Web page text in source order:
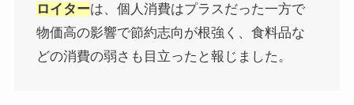
ロイターは、個人消費はプラスだった一方で
物価高の影響で節約志向が根強く、食料品な
どの消費の弱さも目立ったと報じました。